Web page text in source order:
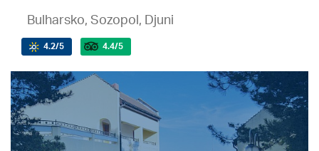
Bulharsko, Sozopol, Djuni
4.2/5 4.4/5